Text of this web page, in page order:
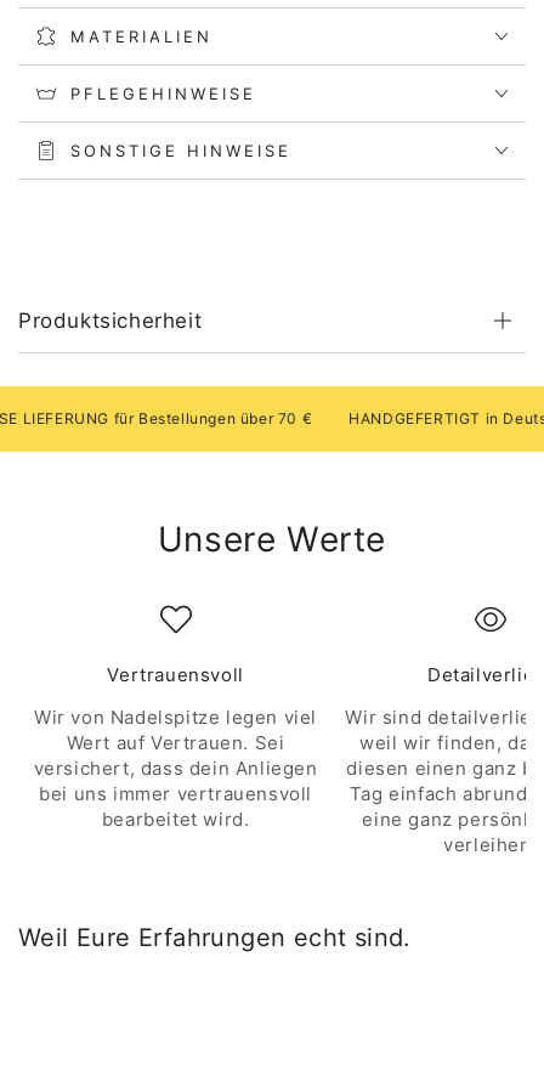
MATERIALIEN
PFLEGEHINWEISE
SONSTIGE HINWEISE
Produktsicherheit
für Bestellungen über 70 € HANDGEFERTIGT in
Unsere Werte
Vertrauensvoll
Wir von Nadelspitze legen viel
Wert auf Vertrauen. Sei
versichert, dass dein Anliegen
bei uns immer vertrauensvoll
bearbeitet wird.
Wir sind
weil wir finden,
diesen einen ganz
Tag einfach
eine ganz
verleihen.
Weil Eure Erfahrungen echt sind.